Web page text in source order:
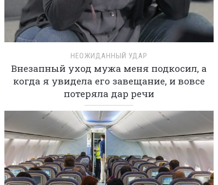
НЕОЖИДАННЫЙ УДАР
Внезапный уход мужа меня подкосил, а
когда я увидела его завещание, и вовсе
потеряла дар речи